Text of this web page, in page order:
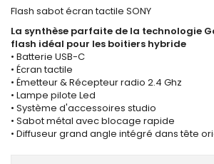
Flash sabot écran tactile SONY
La synthèse parfaite de la technologie
flash idéal pour les boitiers hybride
• Batterie USB-C
• Écran tactile
• Émetteur & Récepteur radio 2.4 Ghz
• Lampe pilote Led
• Système d'accessoires studio
• Sabot métal avec blocage rapide
• Diffuseur grand angle intégré dans tête